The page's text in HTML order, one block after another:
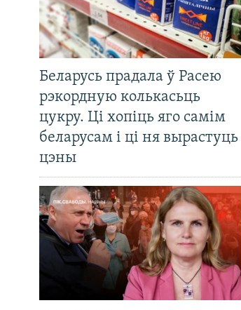
Беларусь прадала ў Расею
рэкордную колькасьць
цукру. Ці хопіць яго самім
беларусам і ці ня вырастуць
цэны